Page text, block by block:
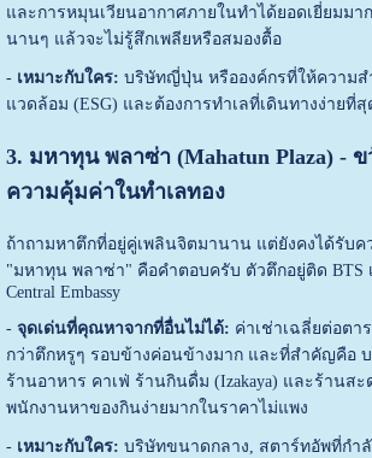
และการหมุนเวียนอากาศภายในทำได้ยอดเยี่ยมมา
นานๆ แล้วจะไม่รู้สึกเพลียหรือสมองตื้อ
- เหมาะกับใคร: บริษัทญี่ปุ่น หรือองค์กรที่ให้ความส
แวดล้อม (ESG) และต้องการทำเลที่เดินทางง่ายที่สุ
3. มหาทุน พลาซ่า (Mahatun Plaza) -
ความคุ้มค่าในทำเลทอง
ถ้าถามหาตึกที่อยู่คู่เพลินจิตมานาน แต่ยังคงได้รับค
"มหาทุน พลาซ่า" คือคำตอบครับ ตัวตึกอยู่ติด BTS
Central Embassy
- จุดเด่นที่คุณหาจากที่อื่นไม่ได้: ค่าเช่าเฉลี่ยต่อตา
กว่าตึกหรูๆ รอบข้างค่อนข้างมาก และที่สำคัญคือ
ร้านอาหาร คาเฟ่ ร้านกินดื่ม (Izakaya) และร้านสะ
พนักงานหาของกินง่ายมากในราคาไม่แพง
- เหมาะกับใคร: บริษัทขนาดกลาง, สตาร์ทอัพที่กำ